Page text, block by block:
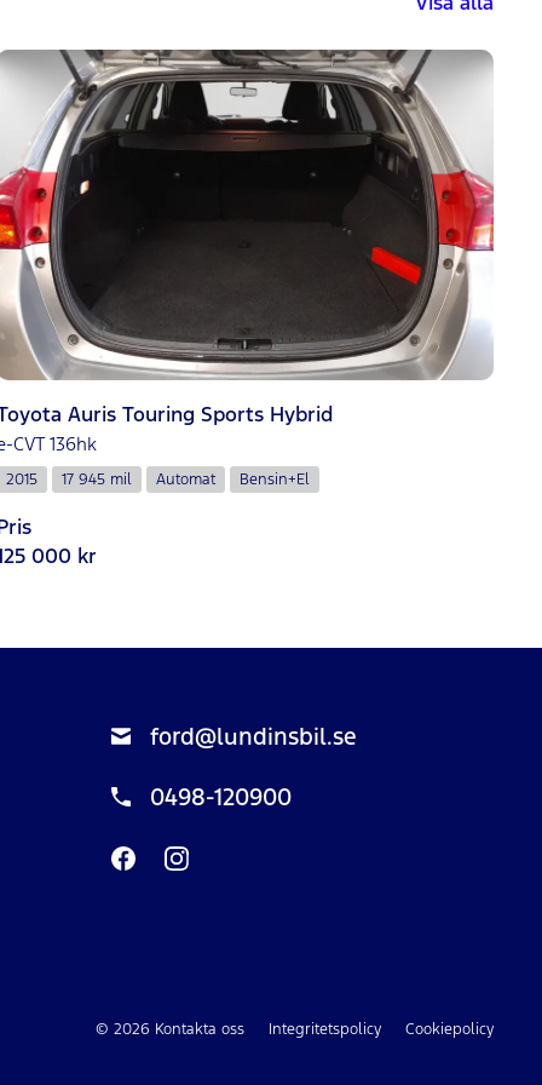
Auris Touring Sports Hybrid
CVT 136hk
2015 17 945 mil Automat Bensin+El
000 kr
ford@lundinsbil.se
0498-120900
© 2026 Kontakta oss Integritetspolicy Cookiepolicy